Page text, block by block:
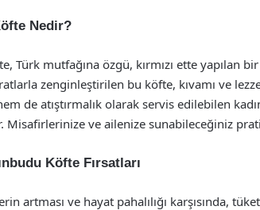
Nedir?
Türk mutfağına özgü, kırmızı ette yapılan
zenginleştirilen bu köfte, kıvamı ve
de atıştırmalık olarak servis edilebilen
Misafirlerinize ve ailenize sunabileceğiniz
Köfte Fırsatları
artması ve hayat pahalılığı karşısında,